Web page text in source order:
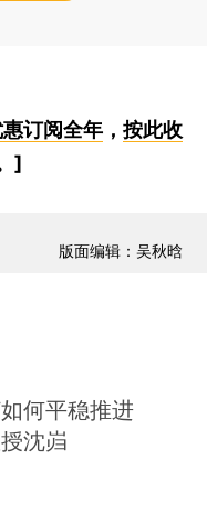
订阅全年， 按此收
]
版面编辑：吴秋晗
何平稳推进
沈岿